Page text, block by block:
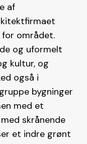
af
for området.
og uformelt
kultur, og
også i
bygninger
med et
skrånende
et indre grønt